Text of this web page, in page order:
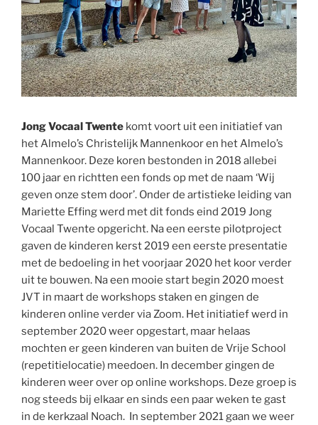
Jong Vocaal Twente komt voort uit een initiatief van
het Almelo’s Christelijk Mannenkoor en het Almelo’s
Mannenkoor. Deze koren bestonden in 2018 allebei
100 jaar en richtten een fonds op met de naam ‘Wij
geven onze stem door’. Onder de artistieke leiding van
Mariette Effing werd met dit fonds eind 2019 Jong
Vocaal Twente opgericht. Na een eerste pilotproject
gaven de kinderen kerst 2019 een eerste presentatie
met de bedoeling in het voorjaar 2020 het koor verder
uit te bouwen. Na een mooie start begin 2020 moest
JVT in maart de workshops staken en gingen de
kinderen online verder via Zoom. Het initiatief werd in
september 2020 weer opgestart, maar helaas
mochten er geen kinderen van buiten de Vrije School
(repetitielocatie) meedoen. In december gingen de
kinderen weer over op online workshops. Deze groep is
nog steeds bij elkaar en sinds een paar weken te gast
in de kerkzaal Noach. In september 2021 gaan we weer